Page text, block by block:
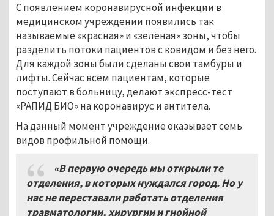
С появлением коронавирусной инфекции в
медицинском учреждении появились так
называемые «красная» и «зелёная» зоны, чтобы
разделить потоки пациентов с ковидом и без него.
Для каждой зоны были сделаны свои тамбуры и
лифты. Сейчас всем пациентам, которые
поступают в больницу, делают экспресс-тест
«РАПИД БИО» на коронавирус и антитела.
На данный момент учреждение оказывает семь
видов профильной помощи.
«В первую очередь мы открыли те
отделения, в которых нуждался город. Но у
нас не переставали работать отделения
травматологии,хирургии и гнойной